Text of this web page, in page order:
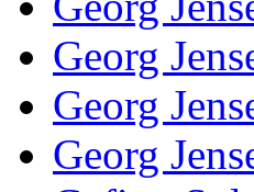
Georg
Georg
Georg